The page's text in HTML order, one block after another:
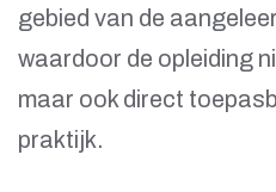
gebied van de
waardoor de opleiding
maar ook direct
praktijk.